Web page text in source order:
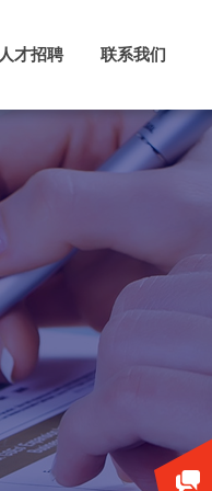
人才招聘 联系我们